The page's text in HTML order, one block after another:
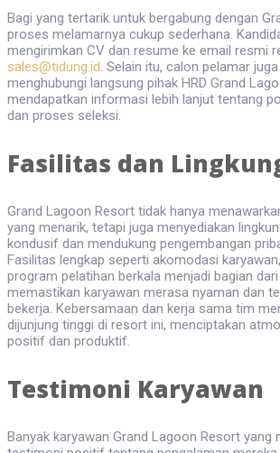
Bagi yang tertarik untuk bergabung dengan
proses melamarnya cukup sederhana.
mengirimkan CV dan resume ke email resmi
sales@tidung.id. Selain itu, calon pelamar
menghubungi langsung pihak HRD Grand
mendapatkan informasi lebih lanjut tentang
dan proses seleksi.
Fasilitas dan
Grand Lagoon Resort tidak hanya
yang menarik, tetapi juga menyediakan
kondusif dan mendukung pengembangan
Fasilitas lengkap seperti akomodasi
program pelatihan berkala menjadi bagian
memastikan karyawan merasa nyaman dan
bekerja. Kebersamaan dan kerja sama tim
dijunjung tinggi di resort ini, menciptakan
positif dan produktif.
Testimoni Karyawan
Banyak karyawan Grand Lagoon Resort yang